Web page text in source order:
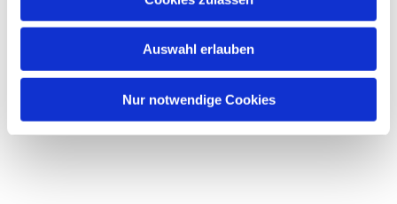
Auswahl erlauben
Nur notwendige Cookies